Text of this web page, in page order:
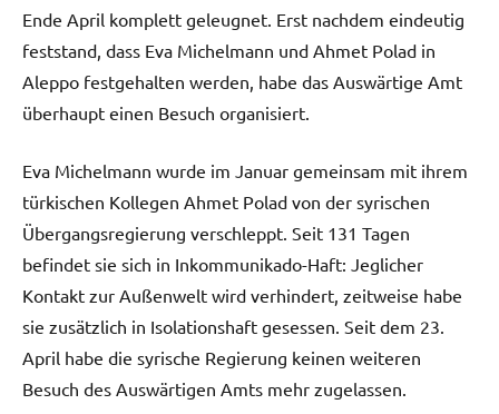
Ende April komplett geleugnet. Erst nachdem eindeutig
feststand, dass Eva Michelmann und Ahmet Polad in
Aleppo festgehalten werden, habe das Auswärtige Amt
überhaupt einen Besuch organisiert.
Eva Michelmann wurde im Januar gemeinsam mit ihrem
türkischen Kollegen Ahmet Polad von der syrischen
Übergangsregierung verschleppt. Seit 131 Tagen
befindet sie sich in Inkommunikado-Haft: Jeglicher
Kontakt zur Außenwelt wird verhindert, zeitweise habe
sie zusätzlich in Isolationshaft gesessen. Seit dem 23.
April habe die syrische Regierung keinen weiteren
Besuch des Auswärtigen Amts mehr zugelassen.